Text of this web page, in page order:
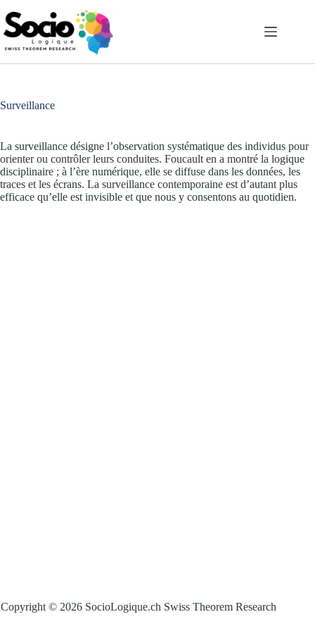
au
contenu
Surveillance
La surveillance désigne l’observation systématique des individus pour
orienter ou contrôler leurs conduites. Foucault en a montré la logique
disciplinaire ; à l’ère numérique, elle se diffuse dans les données, les
traces et les écrans. La surveillance contemporaine est d’autant plus
efficace qu’elle est invisible et que nous y consentons au quotidien.
Copyright © 2026 SocioLogique.ch Swiss Theorem Research